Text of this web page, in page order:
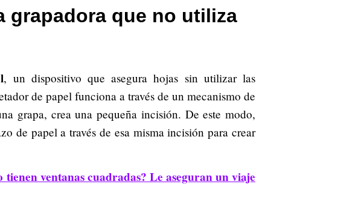
grapadora que no utiliza
, un dispositivo que asegura hojas sin utilizar las
de papel funciona a través de un mecanismo de
grapa, crea una pequeña incisión. De este modo,
de papel a través de esa misma incisión para crear
tienen ventanas cuadradas? Le aseguran un viaje